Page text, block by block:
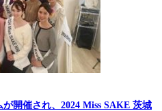
開催され、2024 Miss SAKE 茨城